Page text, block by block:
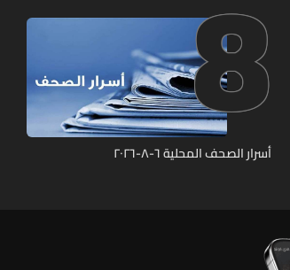
8
أسرار الصحف المحلية ٦-٨-٢٠٢٦